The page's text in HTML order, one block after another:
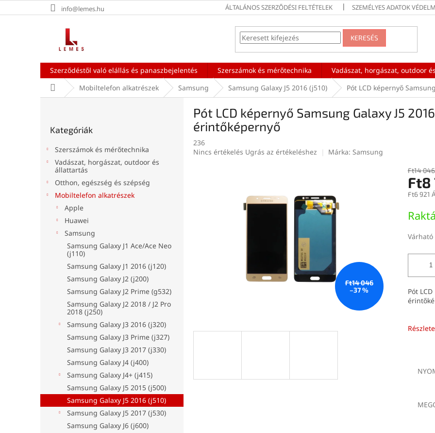
a
info@lemes.hu ÁLTALÁNOS SZERZŐDÉSI FELTÉTELEK SZEMÉLYES ADATOK
KERESÉS
Szerződéstől való elállás és panaszbejelentés Szerszámok és mérőtechnika
Vadászat, horgászat, outdoor
KezdőlapMobiltelefon alkatrészek Samsung Samsung Galaxy J5 2016 (j510) Pót LCD képernyő
átugrása
Kategóriák
Szerszámok és mérőtechnika
Vadászat, horgászat, outdoor és
állattartás
Otthon, egészség és szépség
Mobiltelefon alkatrészek
Apple
Huawei
Samsung
Samsung Galaxy J1 Ace/Ace Neo
(j110)
Samsung Galaxy J1 2016 (j120)
Samsung Galaxy J2 (j200)
Samsung Galaxy J2 Prime (g532)
Samsung Galaxy J2 2018 / J2 Pro
2018 (j250)
Samsung Galaxy J3 2016 (j320)
Samsung Galaxy J3 Prime (j327)
Samsung Galaxy J3 2017 (j330)
Samsung Galaxy J4 (j400)
Samsung Galaxy J4+ (j415)
Samsung Galaxy J5 2015 (j500)
Samsung Galaxy J5 2016 (j510)
Samsung Galaxy J5 2017 (j530)
Samsung Galaxy J6 (j600)
Pót LCD képernyő Samsung Galaxy J5
érintőképernyő
236
A
Nincs értékelés Ugrás az értékeléshez Márka: Samsung
Ft14 046
–37 %
Ft14 046
Ft8
Ft6 921
Várható
Pót